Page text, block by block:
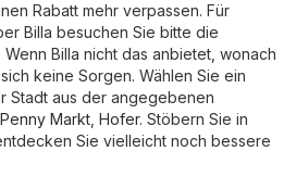
Rabatt mehr verpassen. Für
Billa besuchen Sie bitte die
. Wenn Billa nicht das anbietet, wonach
keine Sorgen. Wählen Sie ein
Stadt aus der angegebenen
Penny Markt Hofer. Stöbern Sie in
Sie vielleicht noch bessere